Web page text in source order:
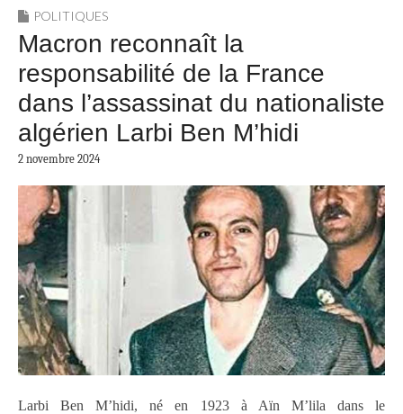
POLITIQUES
Macron reconnaît la
responsabilité de la France
dans l’assassinat du nationaliste
algérien Larbi Ben M’hidi
2 novembre 2024
Larbi Ben M’hidi, né en 1923 à Aïn M’lila dans le